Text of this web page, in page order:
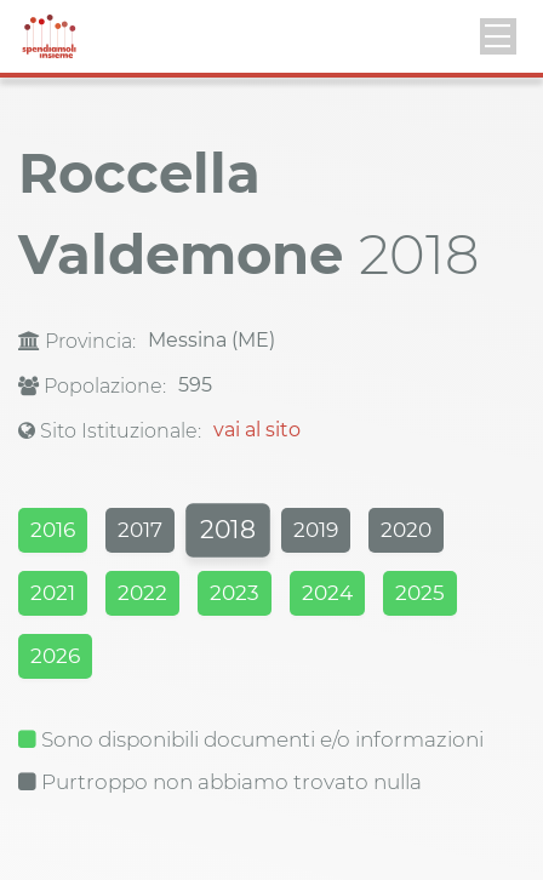
Roccella
Valdemone 2018
Provincia:
Messina (ME)
Popolazione: 595
Sito Istituzionale: vai al sito
2016 2017 2018 2019 2020
2021 2022 2023 2024 2025
2026
Sono disponibili documenti e/o informazioni
Purtroppo non abbiamo trovato nulla